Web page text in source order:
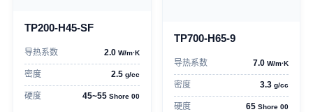
TP200-H45-SF
导热系数 2.0 W/m·K
密度 2.5 g/cc
硬度 45~55 Shore 00
TP700-H65-9
导热系数 7.0W/m·K
密度 3.3g/cc
硬度 65Shore 00